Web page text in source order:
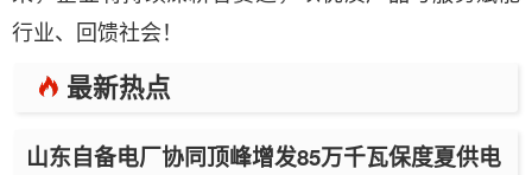
行业、回馈社会！
最新热点
山东自备电厂协同顶峰增发85万千瓦保度夏供电